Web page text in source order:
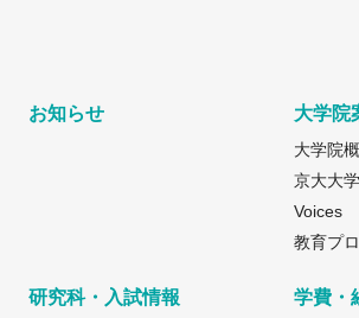
お知らせ 大学院
大学院
京大大
Voices
教育プ
研究科・入試情報 学費・